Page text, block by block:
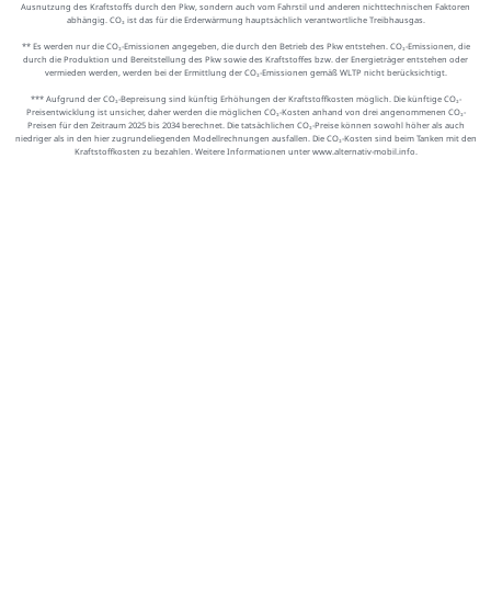
Ausnutzung des Kraftstoffs durch den Pkw, sondern auch vom Fahrstil und anderen nichttechnischen Faktoren
abhängig. CO₂ ist das für die Erderwärmung hauptsächlich verantwortliche Treibhausgas.
** Es werden nur die CO₂-Emissionen angegeben, die durch den Betrieb des Pkw entstehen. CO₂-Emissionen, die
durch die Produktion und Bereitstellung des Pkw sowie des Kraftstoffes bzw. der Energieträger entstehen oder
vermieden werden, werden bei der Ermittlung der CO₂-Emissionen gemäß WLTP nicht berücksichtigt.
*** Aufgrund der CO₂-Bepreisung sind künftig Erhöhungen der Kraftstoffkosten möglich. Die künftige CO₂-
Preisentwicklung ist unsicher, daher werden die möglichen CO₂-Kosten anhand von drei angenommenen CO₂-
Preisen für den Zeitraum 2025 bis 2034 berechnet. Die tatsächlichen CO₂-Preise können sowohl höher als auch
niedriger als in den hier zugrundeliegenden Modellrechnungen ausfallen. Die CO₂-Kosten sind beim Tanken mit den
Kraftstoffkosten zu bezahlen. Weitere Informationen unter www.alternativ-mobil.info.